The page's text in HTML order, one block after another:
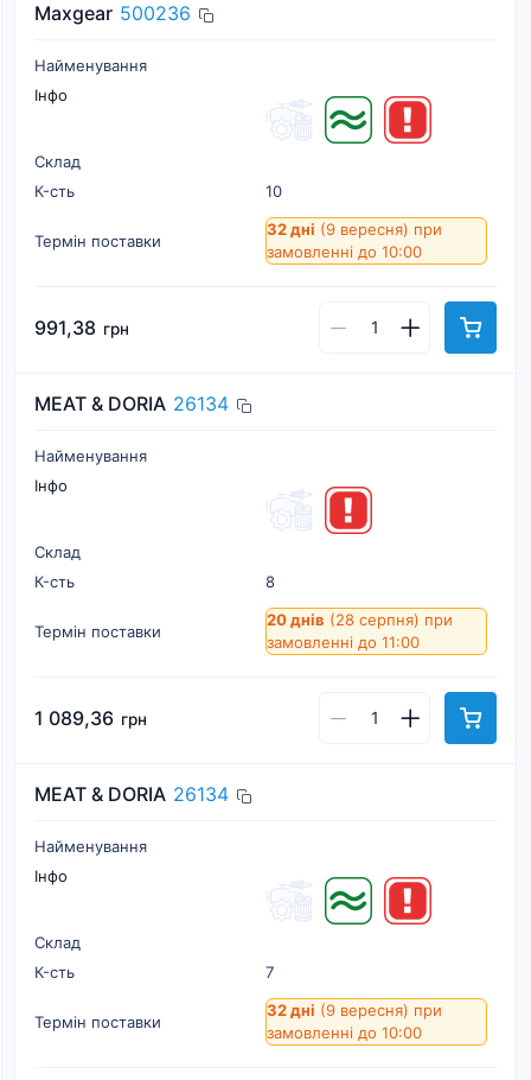
Maxgear 500236
Найменування
Інфо
Склад
К-cть
10
Термін поставки
32 дні (9 вересня) при
замовленні до 10:00
991,38 грн
MEAT & DORIA 26134
Найменування
Інфо
Склад
К-cть
8
Термін поставки
20 днів (28 серпня) при
замовленні до 11:00
1 089,36 грн
MEAT & DORIA 26134
Найменування
Інфо
Склад
К-cть
7
Термін поставки
32 дні (9 вересня) при
замовленні до 10:00